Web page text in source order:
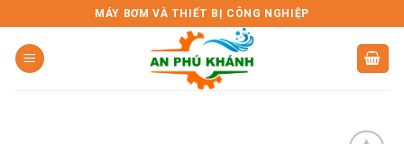
to
content
MÁY BƠM VÀ THIẾT BỊ CÔNG NGHIỆP